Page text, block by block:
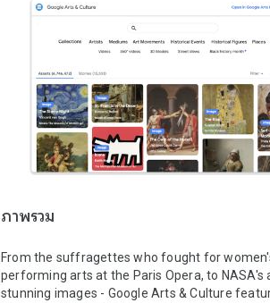
ภาพรวม
From the suffragettes who fought for
performing arts at the Paris Opera, to NASA's
stunning images - Google Arts & Culture